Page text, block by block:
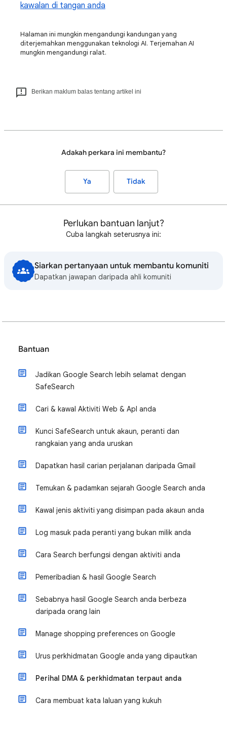
kawalan di tangan anda
Halaman ini mungkin mengandungi kandungan yang
diterjemahkan menggunakan teknologi AI. Terjemahan AI
mungkin mengandungi ralat.
Berikan maklum balas tentang artikel ini
Adakah perkara ini membantu?
Ya Tidak
Perlukan bantuan lanjut?
Cuba langkah seterusnya ini:
Siarkan pertanyaan untuk membantu komuniti
Dapatkan jawapan daripada ahli komuniti
Bantuan
Jadikan Google Search lebih selamat dengan
SafeSearch
Cari & kawal Aktiviti Web & Apl anda
Kunci SafeSearch untuk akaun, peranti dan
rangkaian yang anda uruskan
Dapatkan hasil carian perjalanan daripada Gmail
Temukan & padamkan sejarah Google Search anda
Kawal jenis aktiviti yang disimpan pada akaun anda
Log masuk pada peranti yang bukan milik anda
Cara Search berfungsi dengan aktiviti anda
Pemeribadian & hasil Google Search
Sebabnya hasil Google Search anda berbeza
daripada orang lain
Manage shopping preferences on Google
Urus perkhidmatan Google anda yang dipautkan
Perihal DMA & perkhidmatan terpaut anda
Cara membuat kata laluan yang kukuh